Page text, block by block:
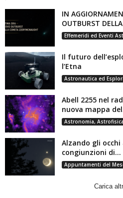
IN
OUTBURST
Effemeridi ed Eventi
Il futuro
l’Etna
Astronautica ed
Abell 2255 nel
nuova mappa
Astronomia,
Alzando gli occhi
congiunzioni di...
Appuntamenti del
Carica